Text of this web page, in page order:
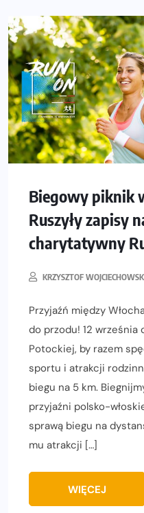
Biegowy piknik
Ruszyły zapisy
charytatywny
KRZYSZTOF
Przyjaźń między
do przodu! 12 września
Potockiej, by razem
sportu i atrakcji
biegu na 5 km.
przyjaźni polsko-
sprawą biegu na
mu atrakcji […]
WIĘCEJ